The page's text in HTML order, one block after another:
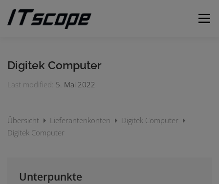
Inhalt
springen
Menü
Englisch
Digitek Computer
Last modified: 5. Mai 2022
Übersicht Lieferantenkonten
Digitek Computer
Digitek Computer
Unterpunkte